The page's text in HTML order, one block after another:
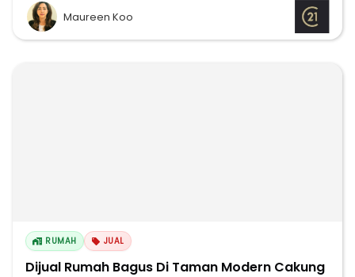
Maureen Koo
RUMAH JUAL
Dijual Rumah Bagus Di Taman Modern Cakung